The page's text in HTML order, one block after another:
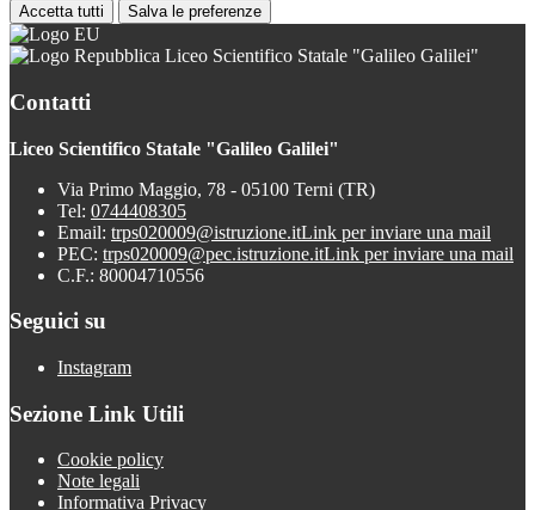
Accetta tutti Salva le preferenze
Liceo Scientifico Statale "Galileo Galilei"
Contatti
Liceo Scientifico Statale "Galileo Galilei"
Via Primo Maggio, 78 - 05100 Terni (TR)
Tel: 0744408305
Email: trps020009@istruzione.itLink per inviare una mail
PEC: trps020009@pec.istruzione.itLink per inviare una mail
C.F.: 80004710556
Seguici su
Instagram
Sezione Link Utili
Cookie policy
Note legali
Informativa Privacy